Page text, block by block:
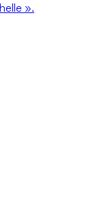
».